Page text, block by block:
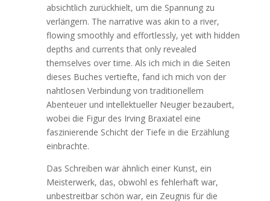
absichtlich zurückhielt, um die Spannung zu
verlängern. The narrative was akin to a river,
flowing smoothly and effortlessly, yet with hidden
depths and currents that only revealed
themselves over time. Als ich mich in die Seiten
dieses Buches vertiefte, fand ich mich von der
nahtlosen Verbindung von traditionellem
Abenteuer und intellektueller Neugier bezaubert,
wobei die Figur des Irving Braxiatel eine
faszinierende Schicht der Tiefe in die Erzählung
einbrachte.
Das Schreiben war ähnlich einer Kunst, ein
Meisterwerk, das, obwohl es fehlerhaft war,
unbestreitbar schön war, ein Zeugnis für die